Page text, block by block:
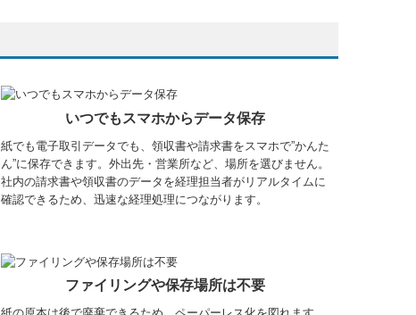
いつでもスマホからデータ保存
紙でも電子取引データでも、領収書や請求書をスマホで”かんた
ん”に保存できます。外出先・営業所など、場所を選びません。
社内の請求書や領収書のデータを経理担当者がリアルタイムに
確認できるため、迅速な経理処理につながります。
ファイリングや保存場所は不要